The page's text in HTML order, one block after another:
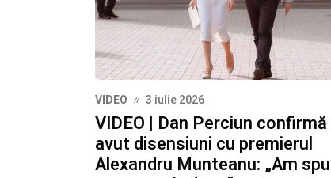
VIDEO 3 iulie 2026
VIDEO | Dan Perciun confirmă
avut disensiuni cu premierul
Alexandru Munteanu: „Am